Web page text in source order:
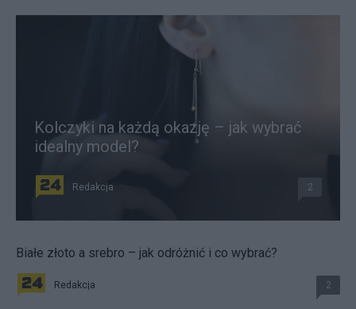
Kolczyki na każdą okazję – jak wybrać
idealny model?
Redakcja 2
Białe złoto a srebro – jak odróżnić i co wybrać?
Redakcja 2